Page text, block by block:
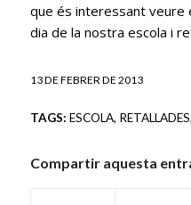
que és interessant veure
dia de la nostra escola i
13 DE FEBRER DE 2013
TAGS: ESCOLA, RETALLADES,
Compartir aquesta